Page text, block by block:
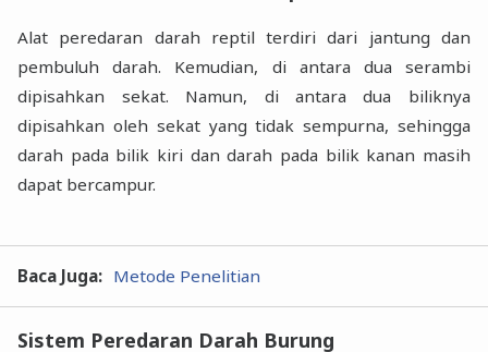
Alat peredaran darah reptil terdiri dari jantung dan
pembuluh darah. Kemudian, di antara dua serambi
dipisahkan sekat. Namun, di antara dua biliknya
dipisahkan oleh sekat yang tidak sempurna, sehingga
darah pada bilik kiri dan darah pada bilik kanan masih
dapat bercampur.
Baca Juga: Metode Penelitian
Sistem Peredaran Darah Burung